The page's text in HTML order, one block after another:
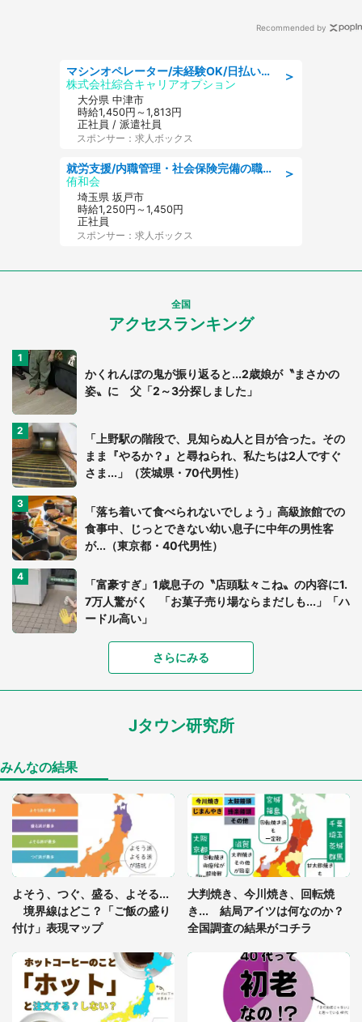
Recommended by
＞
マシンオペレーター/未経験OK/日払いOK/寮費無料/交替制/20・30・40代活躍中
株式会社綜合キャリアオプション
大分県 中津市
時給1,450円～1,813円
正社員 / 派遣社員
スポンサー：求人ボックス
＞
就労支援/内職管理・社会保険完備の職場で生活支援員
侑和会
埼玉県 坂戸市
時給1,250円～1,450円
正社員
スポンサー：求人ボックス
全国
アクセスランキング
かくれんぼの鬼が振り返ると...2歳娘が〝まさかの
姿〟に 父「2～3分探しました」
「上野駅の階段で、見知らぬ人と目が合った。その
まま『やるか？』と尋ねられ、私たちは2人ですぐ
さま...」（茨城県・70代男性）
「落ち着いて食べられないでしょう」高級旅館での
食事中、じっとできない幼い息子に中年の男性客
が...（東京都・40代男性）
「富豪すぎ」1歳息子の〝店頭駄々こね〟の内容に1.
7万人驚がく 「お菓子売り場ならまだしも...」「ハ
ードル高い」
あまりにも四角すぎる猫、激写される 「これもう
家に〝デカい蛾〟が居座り続けて3日間...ビビり続
「○○がない街に住んでいます」住人の呟きに30万
人驚がく 何が存在しないか、あなたはわかる？
「閉所恐怖症の私は新幹線で大パニック。隣席の青
年に『手を繋いで』とお願いしたら...」 体験談に
8万人感動
知らぬおじいさんがわざわざ声をかけてきて（兵庫
県・30代女性）
さらにみる
Jタウン研究所
みんなの結果
よそう、つぐ、盛る、よそる...
境界線はどこ？「ご飯の盛り
付け」表現マップ
大判焼き、今川焼き、回転焼
き... 結局アイツは何なのか？
全国調査の結果がコチラ